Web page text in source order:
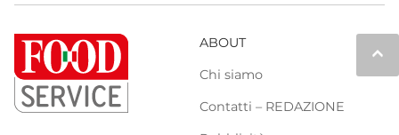
keyboard_arrow_up
ABOUT
Chi siamo
Contatti – REDAZIONE